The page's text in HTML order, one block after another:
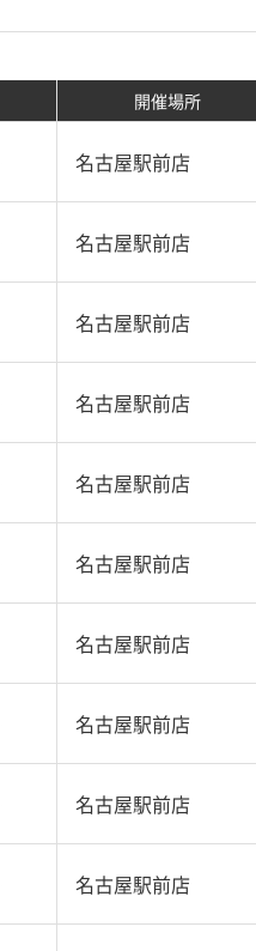
開催場所
名古屋駅前店
名古屋駅前店
名古屋駅前店
名古屋駅前店
名古屋駅前店
名古屋駅前店
名古屋駅前店
名古屋駅前店
名古屋駅前店
名古屋駅前店